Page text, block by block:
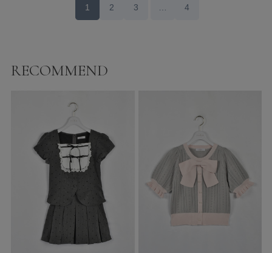
1 2 3 … 4
RECOMMEND